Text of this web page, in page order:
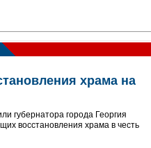
храма на
губернатора города Георгия
восстановления храма в честь